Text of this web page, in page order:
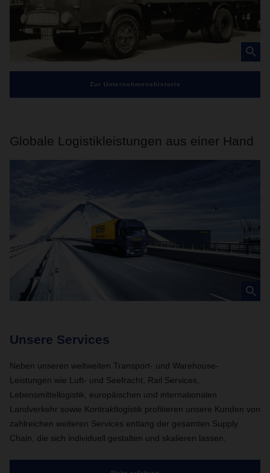
Zur Unternehmenshistorie
Globale Logistikleistungen aus einer Hand
Unsere Services
Neben unseren weltweiten Transport- und Warehouse-
Leistungen wie Luft- und Seefracht, Rail Services,
Lebensmittellogistik, europäischen und internationalen
Landverkehr sowie Kontraktlogistik profitieren unsere Kunden von
zahlreichen weiteren Services entlang der gesamten Supply
Chain, die sich individuell gestalten und skalieren lassen.